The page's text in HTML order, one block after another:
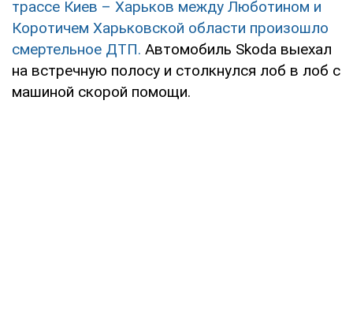
трассе Киев – Харьков между Люботином и
Коротичем Харьковской области произошло
смертельное ДТП. Автомобиль Skoda выехал
на встречную полосу и столкнулся лоб в лоб с
машиной скорой помощи.